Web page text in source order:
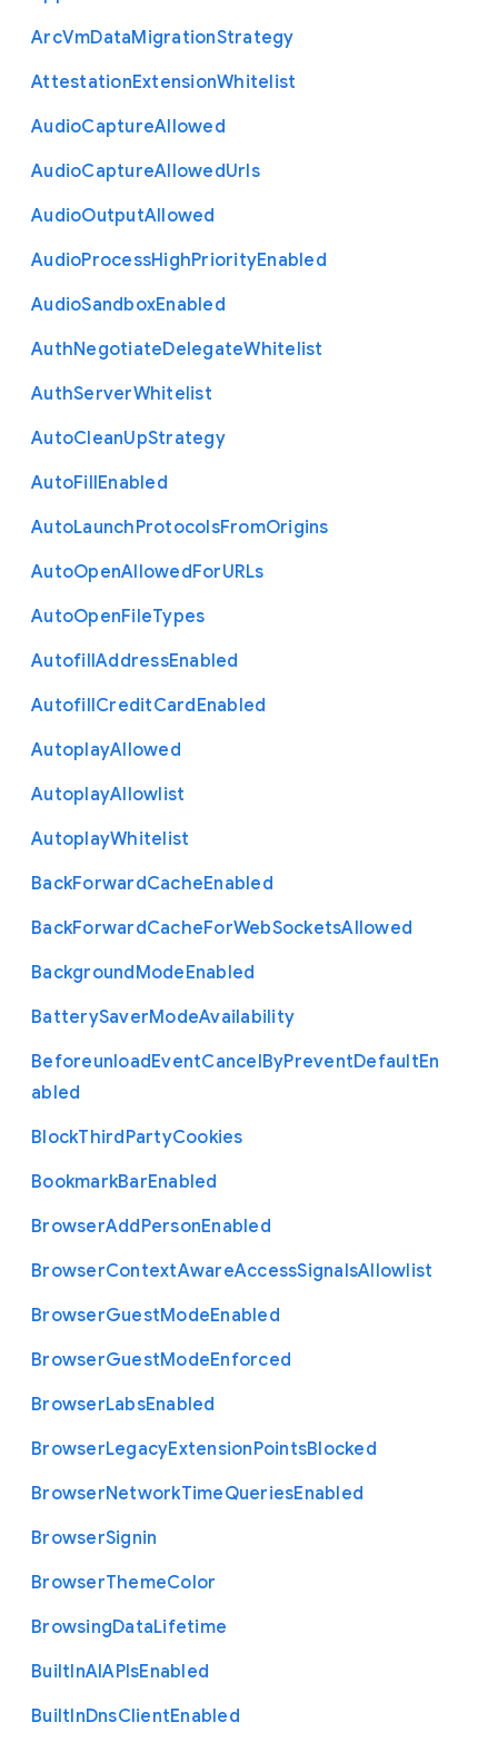
ArcVmDataMigrationStrategy
AttestationExtensionWhitelist
AudioCaptureAllowed
AudioCaptureAllowedUrls
AudioOutputAllowed
AudioProcessHighPriorityEnabled
AudioSandboxEnabled
AuthNegotiateDelegateWhitelist
AuthServerWhitelist
AutoCleanUpStrategy
AutoFillEnabled
AutoLaunchProtocolsFromOrigins
AutoOpenAllowedForURLs
AutoOpenFileTypes
AutofillAddressEnabled
AutofillCreditCardEnabled
AutoplayAllowed
AutoplayAllowlist
AutoplayWhitelist
BackForwardCacheEnabled
BackForwardCacheForWebSocketsAllowed
BackgroundModeEnabled
BatterySaverModeAvailability
BeforeunloadEventCancelByPreventDefaultEn
abled
BlockThirdPartyCookies
BookmarkBarEnabled
BrowserAddPersonEnabled
BrowserContextAwareAccessSignalsAllowlist
BrowserGuestModeEnabled
BrowserGuestModeEnforced
BrowserLabsEnabled
BrowserLegacyExtensionPointsBlocked
BrowserNetworkTimeQueriesEnabled
BrowserSignin
BrowserThemeColor
BrowsingDataLifetime
BuiltInAIAPIsEnabled
BuiltInDnsClientEnabled